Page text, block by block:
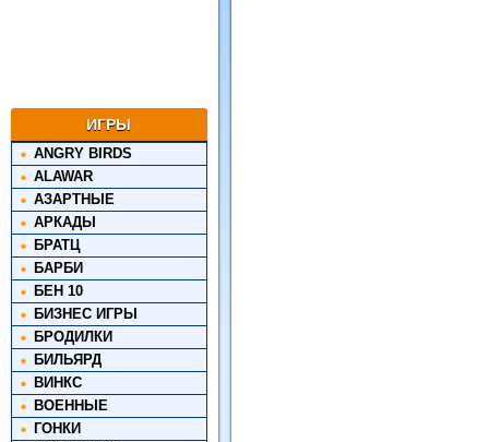
ИГРЫ
ANGRY BIRDS
ALAWAR
АЗАРТНЫЕ
АРКАДЫ
БРАТЦ
БАРБИ
БЕН 10
БИЗНЕС ИГРЫ
БРОДИЛКИ
БИЛЬЯРД
ВИНКС
ВОЕННЫЕ
ГОНКИ